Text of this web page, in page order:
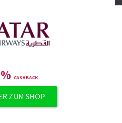
%
ZUM SHOP